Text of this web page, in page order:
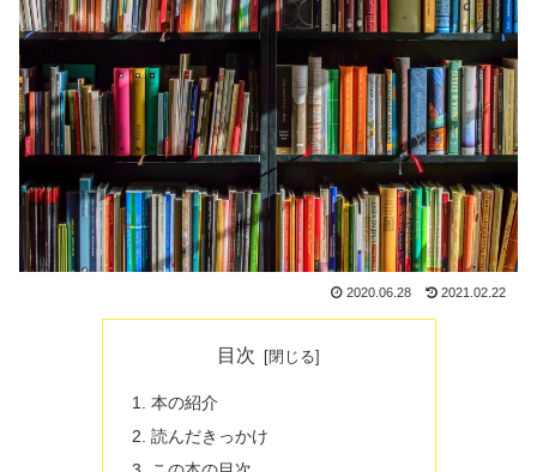
2020.06.28 2021.02.22
目次
本の紹介
読んだきっかけ